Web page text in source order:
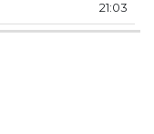
21:03